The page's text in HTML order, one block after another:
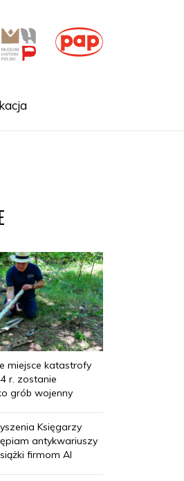
miejsce katastrofy
r. zostanie
grób wojenny
Księgarzy
antykwariuszy
firmom AI